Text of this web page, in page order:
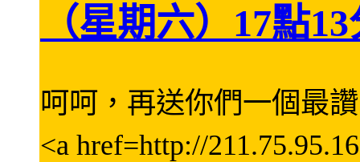
（星期六）17點
呵呵，再送你們一個最
<a href=http://